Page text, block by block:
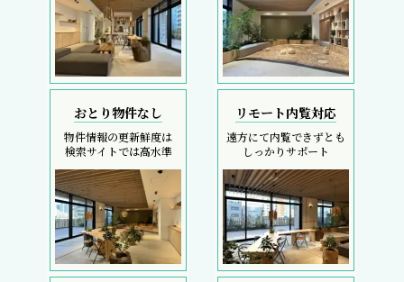
おとり物件なし
物件情報の更新鮮度は
検索サイトでは高水準
リモート内覧対応
遠方にて内覧できずとも
しっかりサポート